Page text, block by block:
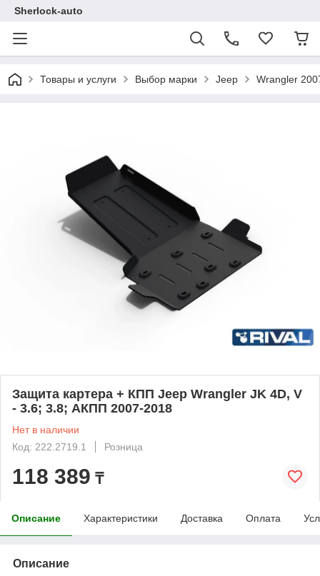
Sherlock-auto
Товары и услуги Выбор марки Jeep Wrangler
Защита картера + КПП Jeep Wrangler JK 4D, V
- 3.6; 3.8; АКПП 2007-2018
Нет в наличии
Код: 222.2719.1
Розница
118 389 ₸
Описание Характеристики Доставка Оплата
Описание